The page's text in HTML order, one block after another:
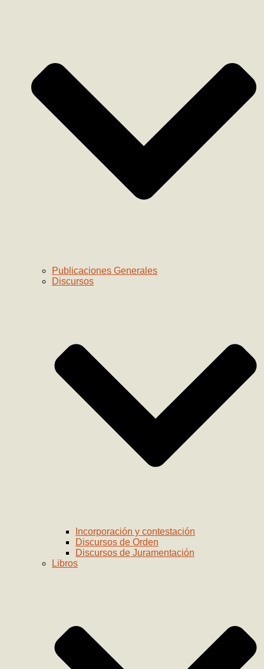
Publicaciones Generales
Discursos
Incorporación y contestación
Discursos de Orden
Discursos de Juramentación
Libros